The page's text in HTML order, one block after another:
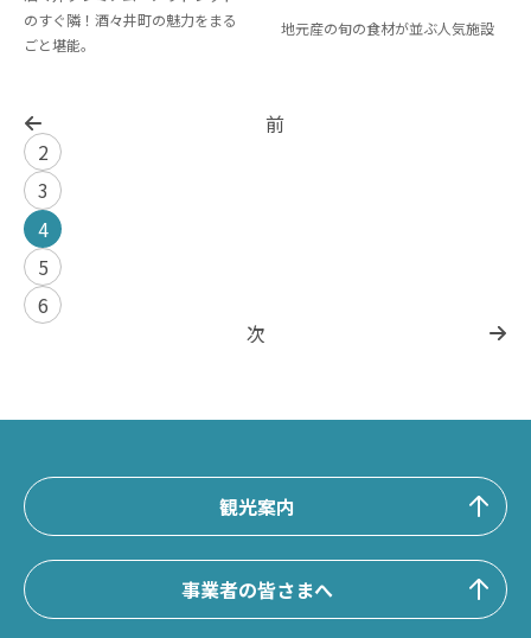
のすぐ隣！酒々井町の魅力をまる
ごと堪能。
地元産の旬の食材が並ぶ人気施設
前
2
3
4
5
6
次
観光案内
事業者の皆さまへ